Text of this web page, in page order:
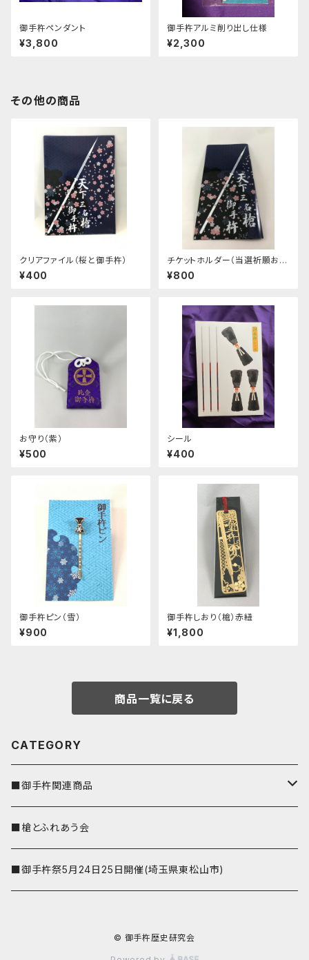
御手杵ペンダント
¥3,800
御手杵アルミ削り出し仕様
¥2,300
その他の商品
クリアファイル（桜と御手杵）
¥400
チケットホルダー（当選祈願おま
けつき）
¥800
お守り（紫）
¥500
シール
¥400
御手杵ピン（雪）
¥900
御手杵しおり（槍）赤紐
¥1,800
商品一覧に戻る
CATEGORY
■御手杵関連商品
しおり
■槍とふれあう会
■御手杵祭5月24日25日開催(埼玉県東松山市)
© 御手杵歴史研究会